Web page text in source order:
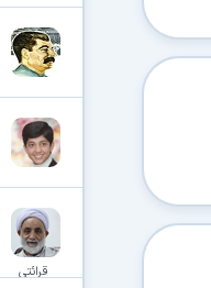
قرائتی